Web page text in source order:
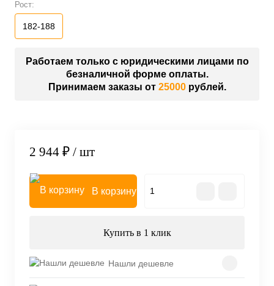
Рост:
182-188
Работаем только с юридическими лицами по
безналичной форме оплаты.
Принимаем заказы от 25000рублей.
2 944 ₽ / шт
В корзину
Купить в 1 клик
Нашли дешевле